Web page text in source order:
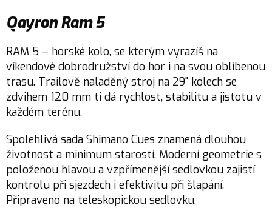
Qayron Ram 5
RAM 5 – horské kolo, se kterým vyrazíš na
víkendové dobrodružství do hor i na svou oblíbenou
trasu. Trailově naladěný stroj na 29" kolech se
zdvihem 120 mm ti dá rychlost, stabilitu a jistotu v
každém terénu.
Spolehlivá sada Shimano Cues znamená dlouhou
životnost a minimum starostí. Moderní geometrie s
položenou hlavou a vzpřímenější sedlovkou zajistí
kontrolu při sjezdech i efektivitu při šlapání.
Připraveno na teleskopickou sedlovku.